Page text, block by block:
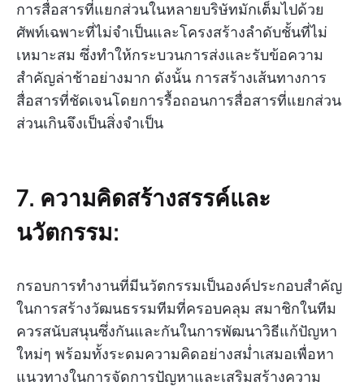
การสื่อสารที่แยกส่วนในหลายบริษัทมักเต็มไปด้วย
ศัพท์เฉพาะที่ไม่จำเป็นและโครงสร้างลำดับชั้นที่ไม่
เหมาะสม ซึ่งทำให้กระบวนการส่งและรับข้อความ
สำคัญล่าช้าอย่างมาก ดังนั้น การสร้างเส้นทางการ
สื่อสารที่ชัดเจนโดยการรื้อถอนการสื่อสารที่แยกส่วน
ส่วนเกินจึงเป็นสิ่งจำเป็น
7. ความคิดสร้างสรรค์และ
นวัตกรรม:
กรอบการทำงานที่มีนวัตกรรมเป็นองค์ประกอบสำคัญ
ในการสร้างวัฒนธรรมทีมที่ครอบคลุม สมาชิกในทีม
ควรสนับสนุนซึ่งกันและกันในการพัฒนาวิธีแก้ปัญหา
ใหม่ๆ พร้อมทั้งระดมความคิดอย่างสม่ำเสมอเพื่อหา
แนวทางในการจัดการปัญหาและเสริมสร้างความ